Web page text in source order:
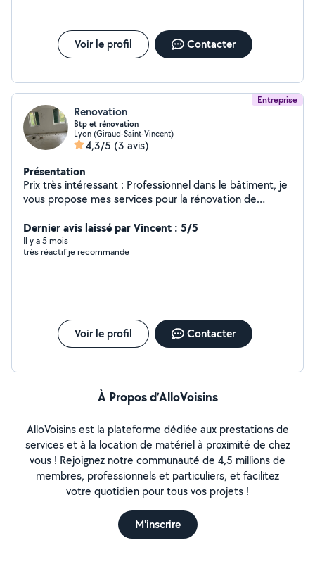
Voir le profil Contacter
Entreprise
Renovation
Btp et rénovation
Lyon (Giraud-Saint-Vincent)
4,3/5 (3 avis)
Présentation
Prix très intéressant : Professionnel dans le bâtiment, je
vous propose mes services pour la rénovation de
domaine, je mets tout en œuvre pour transformer votre
espace de vie selon vos envies. Que ce soit pour des
travaux de peinture, pose de carrelage, nettoyage
donner vie à vos projets ! **Contactez-moi pour plus
d'informations et profitez d'un devis gratuit.** »
Dernier avis laissé par Vincent : 5/5
Il y a 5 mois
très réactif je recommande
Voir le profil Contacter
À Propos d’AlloVoisins
AlloVoisins est la plateforme dédiée aux prestations de
services et à la location de matériel à proximité de chez
vous ! Rejoignez notre communauté de 4,5 millions de
membres, professionnels et particuliers, et facilitez
votre quotidien pour tous vos projets !
M'inscrire